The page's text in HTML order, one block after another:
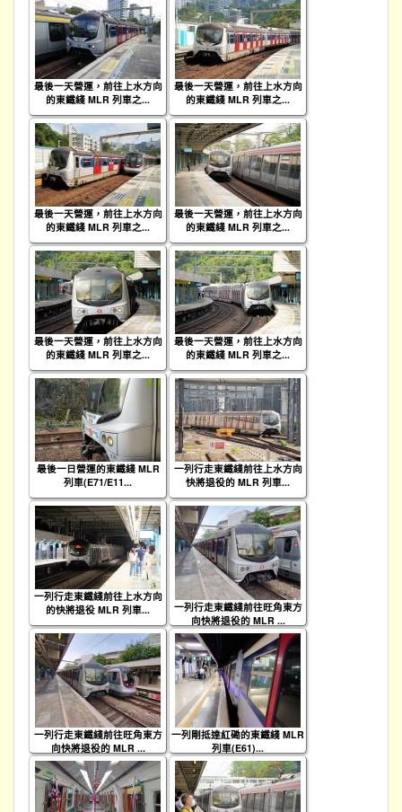
最後一天營運，前往上水方向
的東鐵綫 MLR 列車之...
最後一天營運，前往上水方向
的東鐵綫 MLR 列車之...
最後一天營運，前往上水方向
的東鐵綫 MLR 列車之...
最後一天營運，前往上水方向
的東鐵綫 MLR 列車之...
最後一天營運，前往上水方向
的東鐵綫 MLR 列車之...
最後一天營運，前往上水方向
的東鐵綫 MLR 列車之...
最後一日營運的東鐵綫 MLR
列車(E71/E11...
一列行走東鐵綫前往上水方向
快將退役的 MLR 列車...
一列行走東鐵綫前往上水方向
的快將退役 MLR 列車...
一列行走東鐵綫前往旺角東方
向快將退役的 MLR ...
一列行走東鐵綫前往旺角東方
向快將退役的 MLR ...
一列剛抵達紅磡的東鐵綫 MLR
列車(E61)...